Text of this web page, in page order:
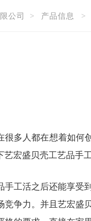
公司 > 产品信息 >
很多人都在想着如何
宏盛贝壳工艺品手
手工活之后还能享受
竞争力。并且艺宏盛